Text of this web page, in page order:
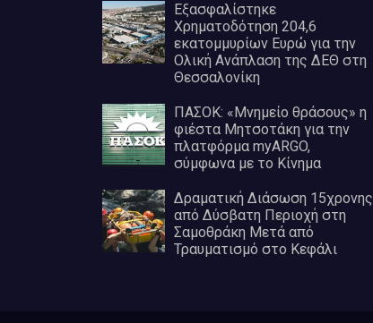
Εξασφαλίστηκε
Χρηματοδότηση 204,6
εκατομμυρίων Ευρώ για την
Ολική Ανάπλαση της ΔΕΘ στη
Θεσσαλονίκη
ΠΑΣΟΚ: «Μνημείο θράσους» η
φιέστα Μητσοτάκη για την
πλατφόρμα myARGO,
σύμφωνα με το Κίνημα
Δραματική Διάσωση 15χρονης
από Δύσβατη Περιοχή στη
Σαμοθράκη Μετά από
Τραυματισμό στο Κεφάλι